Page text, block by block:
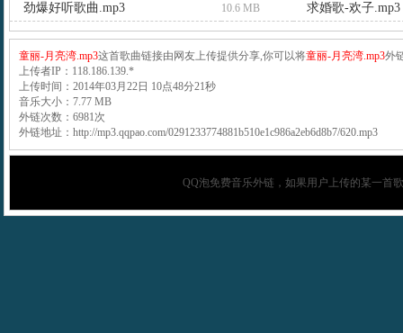
劲爆好听歌曲.mp3
10.6 MB 求婚歌-欢子.mp3
童丽-月亮湾.mp3这首歌曲链接由网友上传提供分享,你可以将童丽-月亮湾.mp3外
上传者IP：118.186.139.*
上传时间：2014年03月22日 10点48分21秒
音乐大小：7.77 MB
外链次数：6981次
外链地址：http://mp3.qqpao.com/0291233774881b510e1c986a2eb6d8b7/620.mp3
QQ泡免费音乐外链，如果用户上传的某一首